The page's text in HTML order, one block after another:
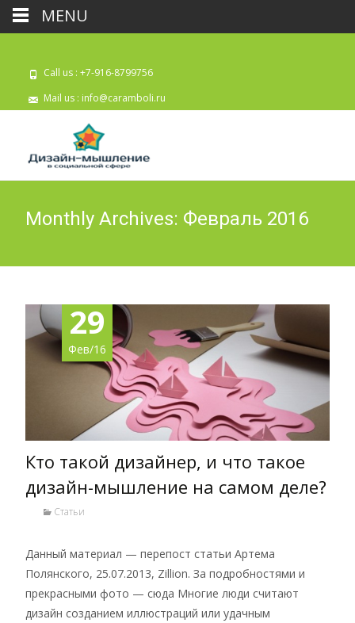
Call us : +7-916-8799756
Mail us : info@caramboli.ru
Monthly Archives: Февраль 2016
29
Фев/16
Кто такой дизайнер, и что такое
дизайн-мышление на самом деле?
Статьи
Данный материал — перепост статьи Артема
Полянского, 25.07.2013, Zillion. За подробностями и
прекрасными фото — сюда Многие люди считают
дизайн созданием иллюстраций или удачным
MENU